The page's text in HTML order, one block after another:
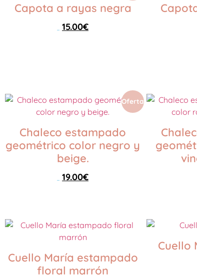
Capota a rayas negra
15.00€
Oferta
Chaleco estampado
geométrico color negro y
beige.
19.00€
Cuello María estampado
floral marrón
Cuello